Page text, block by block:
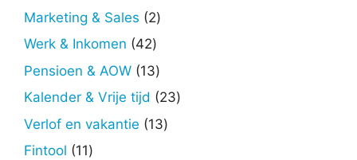
Marketing & Sales 22
Werk & Inkomen 4242
producten
Pensioen & AOW 1313
producten
Kalender & Vrije tijd 2323
Verlof en vakantie 1313
Fintool 1111